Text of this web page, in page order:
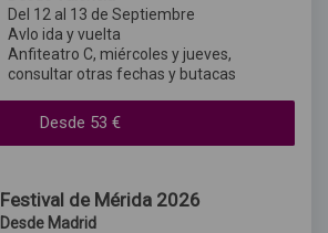
Del 12 al 13 de Septiembre
Avlo ida y vuelta
Anfiteatro C, miércoles y jueves,
consultar otras fechas y butacas
Desde 53 €
Festival de Mérida 2026
Desde Madrid